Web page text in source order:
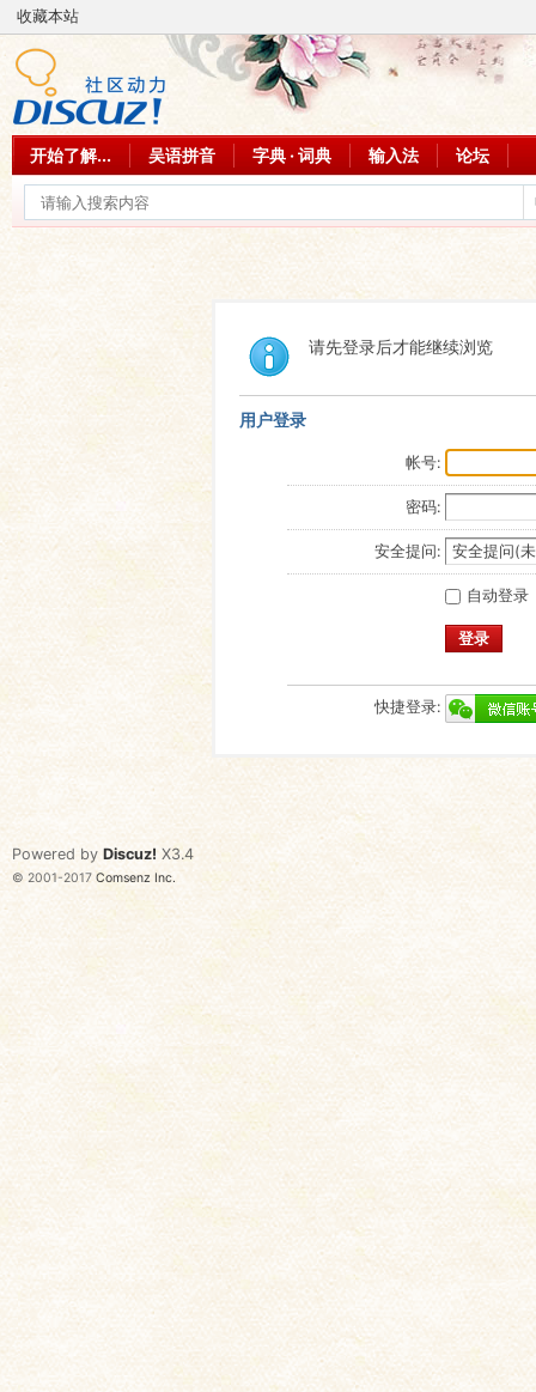
收藏本站
开始了解... 吴语拼音 字典 · 词典 输入法 论坛
请先登录后才能继续浏览
用户登录
帐号:
密码:
安全提问:
自动登录
登录
快捷登录:
Powered by Discuz! X3.4
© 2001-2017 Comsenz Inc.